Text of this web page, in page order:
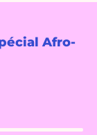
Afro-